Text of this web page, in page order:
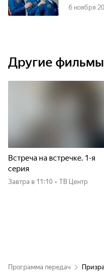
6 ноября
Другие фильмы
Встреча на встречке. 1-я
серия
Завтра в 11:10 • ТВ Центр
Программа передач